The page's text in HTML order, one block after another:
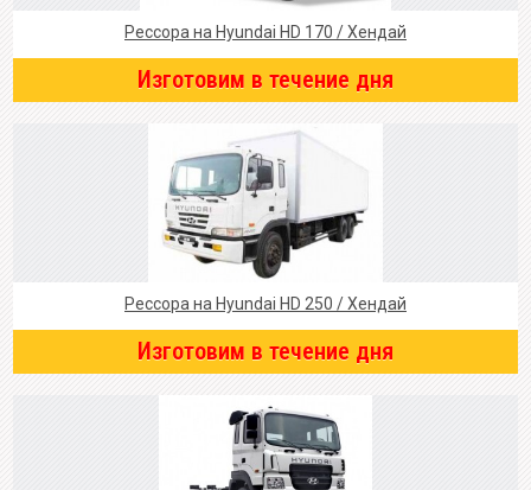
Рессора на Hyundai HD 170 / Хендай
Изготовим в течение дня
Рессора на Hyundai HD 250 / Хендай
Изготовим в течение дня